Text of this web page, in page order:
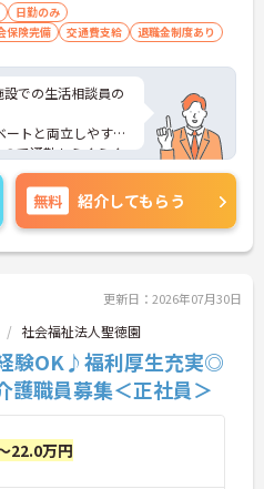
日勤のみ
保険完備 交通費支給 退職金制度あり
での生活相談員の
トと両立しやすい
で通勤もらくらく
トをお伝えします
い。
無料 紹介してもらう
更新日：2026年07月30日
社会福祉法人聖徳園
経験OK♪福利厚生充実◎
護職員募集＜正社員＞
22.0万円